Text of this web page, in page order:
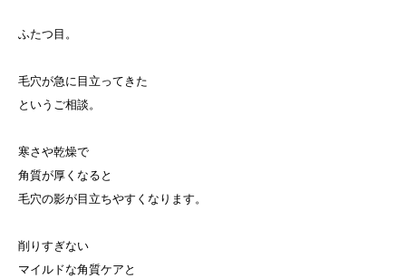
ふたつ目。
毛穴が急に目立ってきた
というご相談。
寒さや乾燥で
角質が厚くなると
毛穴の影が目立ちやすくなります。
削りすぎない
マイルドな角質ケアと